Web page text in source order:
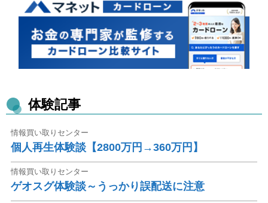
体験記事
情報買い取りセンター
個人再生体験談【2800万円→360万円】
情報買い取りセンター
ゲオスグ体験談～うっかり誤配送に注意